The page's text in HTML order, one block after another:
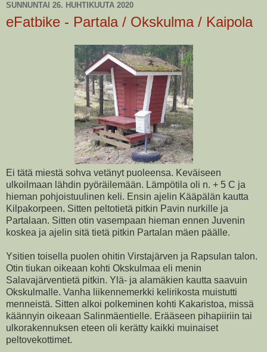
SUNNUNTAI 26. HUHTIKUUTA 2020
eFatbike - Partala / Okskulma / Kaipola
Ei tätä miestä sohva vetänyt puoleensa. Keväiseen
ulkoilmaan lähdin pyöräilemään. Lämpötila oli n. + 5 C ja
hieman pohjoistuulinen keli. Ensin ajelin Kääpälän kautta
Kilpakorpeen. Sitten peltotietä pitkin Pavin nurkille ja
Partalaan. Sitten otin vasempaan hieman ennen Juvenin
koskea ja ajelin sitä tietä pitkin Partalan mäen päälle.
Ysitien toisella puolen ohitin Virstajärven ja Rapsulan talon.
Otin tiukan oikeaan kohti Okskulmaa eli menin
Salavajärventietä pitkin. Ylä- ja alamäkien kautta saavuin
Okskulmalle. Vanha liikennemerkki kelirikosta muistutti
menneistä. Sitten alkoi polkeminen kohti Kakaristoa, missä
käännyin oikeaan Salinmäentielle. Erääseen pihapiiriin tai
ulkorakennuksen eteen oli kerätty kaikki muinaiset
peltovekottimet.